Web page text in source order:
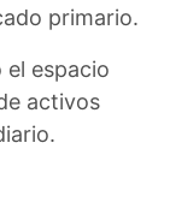
primario.
espacio
activos